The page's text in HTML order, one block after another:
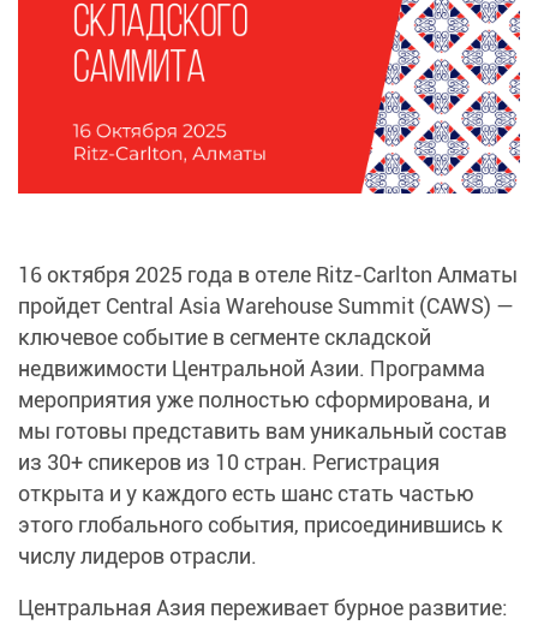
16 октября 2025 года в отеле Ritz-Carlton Алматы
пройдет Central Asia Warehouse Summit (CAWS) —
ключевое событие в сегменте складской
недвижимости Центральной Азии. Программа
мероприятия уже полностью сформирована, и
мы готовы представить вам уникальный состав
из 30+ спикеров из 10 стран. Регистрация
открыта и у каждого есть шанс стать частью
этого глобального события, присоединившись к
числу лидеров отрасли.​
Центральная Азия переживает бурное развитие: